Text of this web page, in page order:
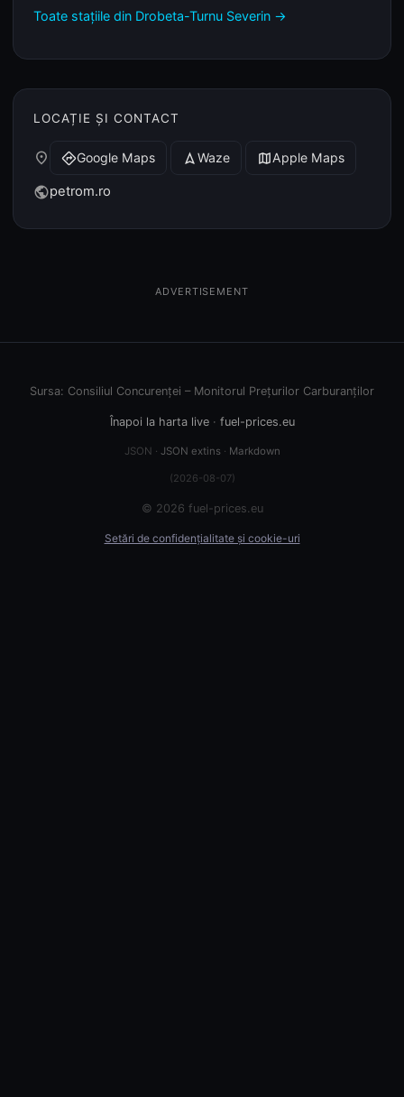
Toate stațiile din Drobeta-Turnu Severin →
LOCAȚIE ȘI CONTACT
place directionsGoogle Maps navigation Waze mapApple Maps
publicpetrom.ro
ADVERTISEMENT
Sursa: Consiliul Concurenței – Monitorul Prețurilor Carburanților
Înapoi la harta live· fuel-prices.eu
JSON · JSON extins· Markdown
(2026-08-07)
© 2026 fuel-prices.eu
Setări de confidențialitate și cookie-uri